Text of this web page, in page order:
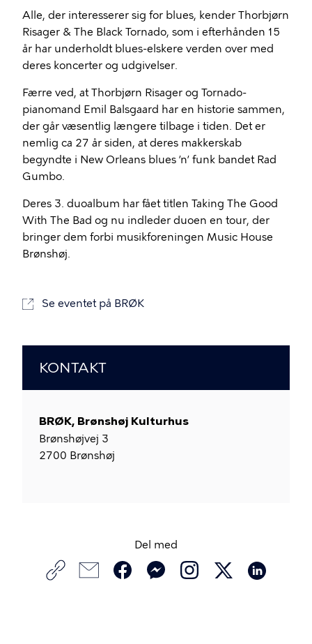
Alle, der interesserer sig for blues, kender Thorbjørn
Risager & The Black Tornado, som i efterhånden 15
år har underholdt blues-elskere verden over med
deres koncerter og udgivelser.
Færre ved, at Thorbjørn Risager og Tornado-
pianomand Emil Balsgaard har en historie sammen,
der går væsentlig længere tilbage i tiden. Det er
nemlig ca 27 år siden, at deres makkerskab
begyndte i New Orleans blues ’n’ funk bandet Rad
Gumbo.
Deres 3. duoalbum har fået titlen Taking The Good
With The Bad og nu indleder duoen en tour, der
bringer dem forbi musikforeningen Music House
Brønshøj.
Se eventet på BRØK
KONTAKT
BRØK, Brønshøj Kulturhus
Brønshøjvej 3
2700 Brønshøj
Del med